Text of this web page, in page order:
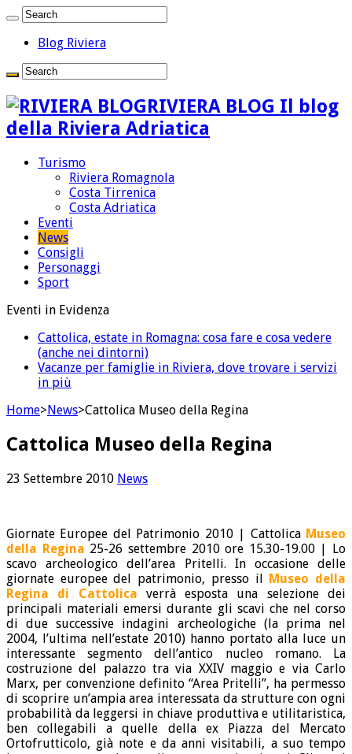
Blog Riviera
RIVIERA BLOG Il blog
della Riviera Adriatica
Turismo
Riviera Romagnola
Costa Tirrenica
Costa Adriatica
Eventi
News
Consigli
Personaggi
Sport
Eventi in Evidenza
Cattolica, estate in Romagna: cosa fare e cosa vedere
(anche nei dintorni)
Vacanze per famiglie in Riviera, dove trovare i servizi
in più
Home>News>Cattolica Museo della Regina
Cattolica Museo della Regina
23 Settembre 2010 News
Giornate Europee del Patrimonio 2010 | Cattolica Museo
della Regina 25-26 settembre 2010 ore 15.30-19.00 | Lo
scavo archeologico dell’area Pritelli. In occasione delle
giornate europee del patrimonio, presso il Museo della
Regina di Cattolica
verrà esposta una selezione dei
principali materiali emersi durante gli scavi che nel corso
di due successive indagini archeologiche (la prima nel
2004, l’ultima nell’estate 2010) hanno portato alla luce un
interessante segmento dell’antico nucleo romano. La
costruzione del palazzo tra via XXIV maggio e via Carlo
Marx, per convenzione definito “Area Pritelli”, ha permesso
di scoprire un’ampia area interessata da strutture con ogni
probabilità da leggersi in chiave produttiva e utilitaristica,
ben collegabili a quelle della ex Piazza del Mercato
Ortofrutticolo, già note e da anni visitabili, a suo tempo